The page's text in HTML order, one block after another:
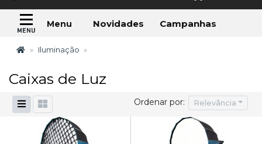
Menu Novidades Campanhas
Iluminação
Caixas de Luz
Ordenar por: Relevância